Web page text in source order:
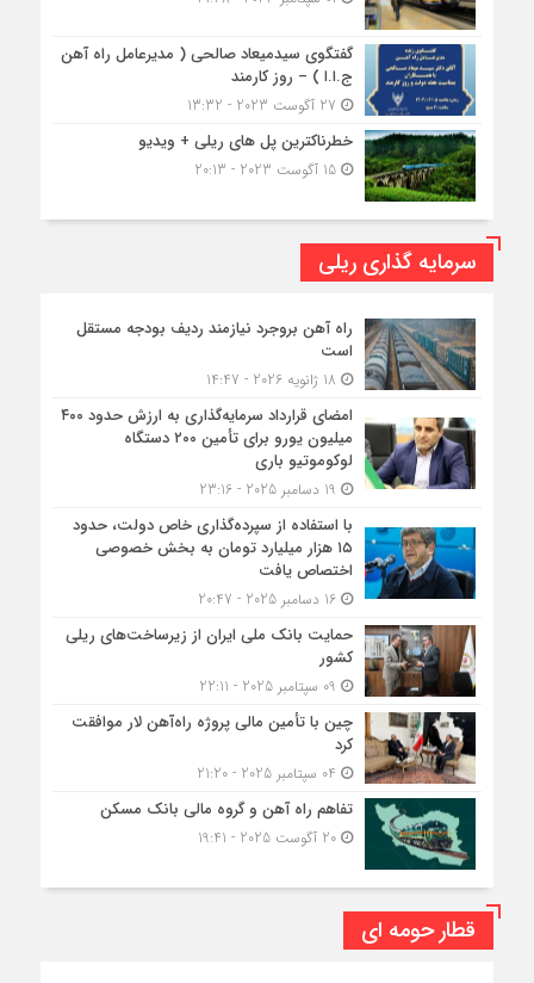
گفتگوی سیدمیعاد صالحی ( مدیرعامل راه آهن
ج.ا.ا ) – روز کارمند
خطرناکترین پل های ریلی + ویدیو
15 آگوست 2023 - 20:13
سرمایه گذاری ریلی
راه آهن بروجرد نیازمند ردیف بودجه مستقل
است
امضای قرارداد سرمایه‌گذاری به ارزش حدود ۴۰۰
میلیون یورو برای تأمین ۲۰۰ دستگاه
لوکوموتیو باری
با استفاده از سپرده‌گذاری خاص دولت، حدود
۱۵ هزار میلیارد تومان به بخش خصوصی
اختصاص یافت
16 دسامبر 2025 - 20:47
حمایت بانک ملی ایران از زیرساخت‌های ریلی
کشور
چین با تأمین مالی پروژه راه‌آهن لار موافقت
کرد
تفاهم راه آهن و گروه مالی بانک مسکن
20 آگوست 2025 - 19:41
قطار حومه ای